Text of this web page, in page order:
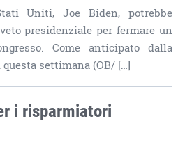
Uniti, Joe Biden, potrebbe
presidenziale per fermare un
Come anticipato dalla
settimana (OB/ […]
i risparmiatori